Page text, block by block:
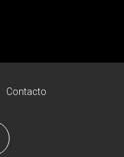
Contacto